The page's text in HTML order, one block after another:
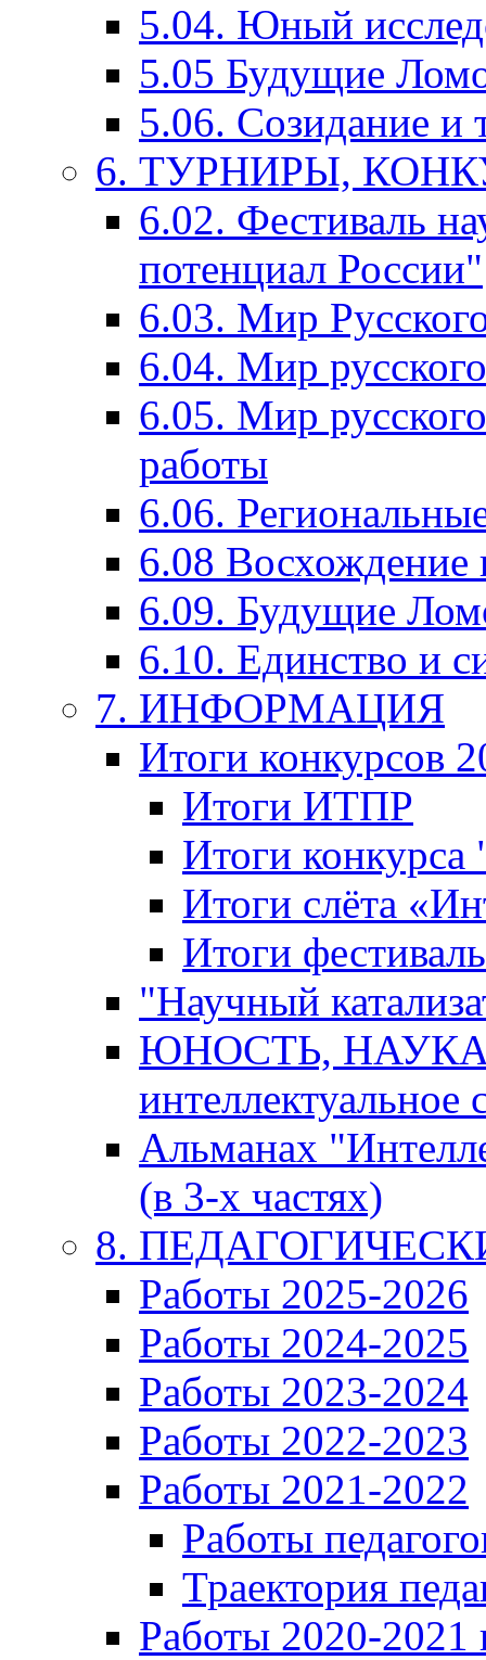
5.04. Юный
5.05 Будущие
5.06. Созидание и
6. ТУРНИРЫ,
6.02. Фестиваль
потенциал России"
6.03. Мир
6.04. Мир
6.05. Мир
работы
6.06.
6.08 Восхождение
6.09. Будущие
6.10. Единство и
7. ИНФОРМАЦИЯ
Итоги конкурсов
Итоги ИТПР
Итоги
Итоги слёта
Итоги
"Научный
ЮНОСТЬ,
интеллектуальное
Альманах
(в 3-х частях)
8.
Работы 2025-2026
Работы 2024-2025
Работы 2023-2024
Работы 2022-2023
Работы 2021-2022
Работы
Траектория
Работы 2020-2021